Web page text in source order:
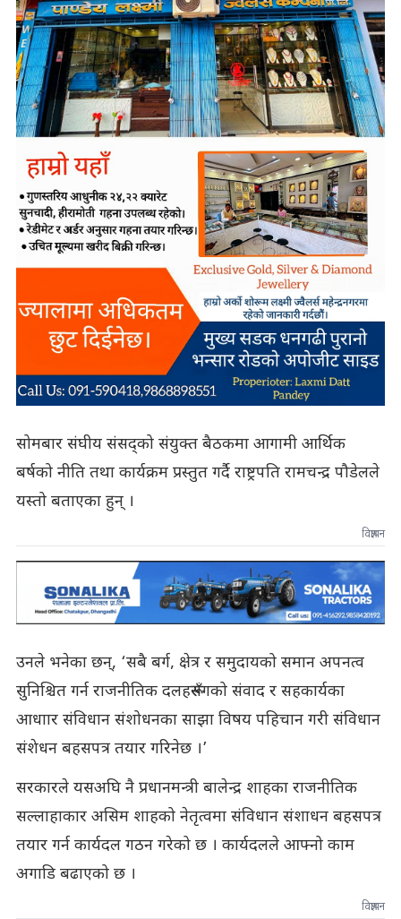
सोमबार संघीय संसद्को संयुक्त बैठकमा आगामी आर्थिक
बर्षको नीति तथा कार्यक्रम प्रस्तुत गर्दै राष्ट्रपति रामचन्द्र पौडेलले
यस्तो बताएका हुन् ।
विज्ञापन
उनले भनेका छन्, ‘सबै बर्ग, क्षेत्र र समुदायको समान अपनत्व
सुनिश्चित गर्न राजनीतिक दलहरूसँगको संवाद र सहकार्यका
आधाार संविधान संशोधनका साझा विषय पहिचान गरी संविधान
संशेधन बहसपत्र तयार गरिनेछ ।’
सरकारले यसअघि नै प्रधानमन्त्री बालेन्द्र शाहका राजनीतिक
सल्लाहाकार असिम शाहको नेतृत्वमा संविधान संशाधन बहसपत्र
तयार गर्न कार्यदल गठन गरेको छ । कार्यदलले आफ्नो काम
अगाडि बढाएको छ ।
विज्ञापन